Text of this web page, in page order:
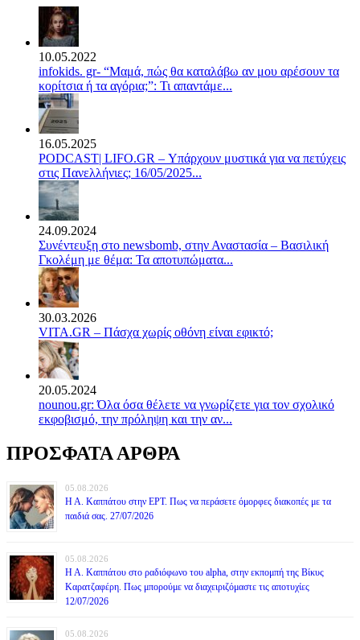
10.05.2022
infokids. gr- “Μαμά, πώς θα καταλάβω αν μου αρέσουν τα
κορίτσια ή τα αγόρια;”: Τι απαντάμε...
16.05.2025
PODCAST| LIFO.GR – Υπάρχουν μυστικά για να πετύχεις
στις Πανελλήνιες; 16/05/2025...
24.09.2024
Συνέντευξη στο newsbomb, στην Αναστασία – Βασιλική
Γκολέμη με θέμα: Τα αποτυπώματα...
30.03.2026
VITA.GR – Πάσχα χωρίς οθόνη είναι εφικτό;
20.05.2024
nounou.gr: Όλα όσα θέλετε να γνωρίζετε για τον σχολικό
εκφοβισμό, την πρόληψη και την αν...
ΠΡΟΣΦΑΤΑ ΑΡΘΡΑ
05.08.2026
Η Α. Καππάτου στην ΕΡΤ. Πως να περάσετε όμορφες διακοπές με τα
παιδιά σας. 27/07/2026
05.08.2026
Η Α. Καππάτου στο ραδιόφωνο του alpha, στην εκπομπή της Βίκυς
Καρατζαφέρη. Πως μπορούμε να διαχειριζόμαστε τις αποτυχίες
12/07/2026
05.08.2026